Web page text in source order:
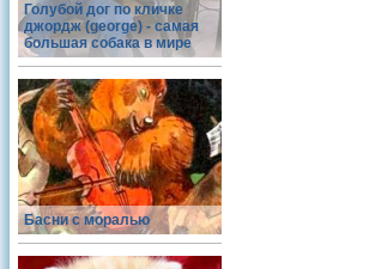
Голубой дог по кличке
джордж (george) - самая
большая собака в мире
Басни с моралью